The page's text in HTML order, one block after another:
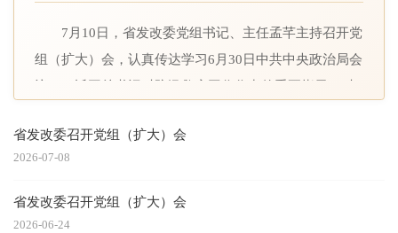
7月10日，省发改委党组书记、主任孟芊主持召开党
组（扩大）会，认真传达学习6月30日中共中央政治局会
议、习近平总书记对防汛救灾工作作出的重要指示、对
落实省委常委会（扩大）会议、省委省政府有关专题会
部署，研究我委贯彻落实措施。 会议强调，要提高
政治站位，筑牢思想防线，全委上下要把思想和行动统
一到习近平总书记关于防汛救灾工作的重要指示精神上
省发改委召开党组（扩大）会
2026-07-08
省发改委召开党组（扩大）会
2026-06-24